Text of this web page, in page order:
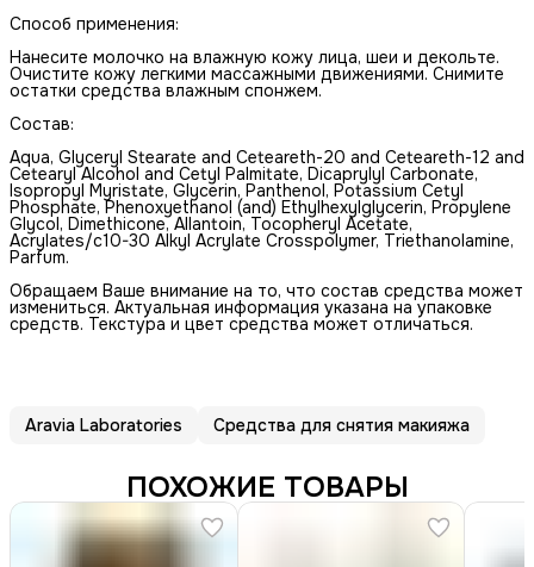
Способ применения:
Нанесите молочко на влажную кожу лица, шеи и декольте.
Очистите кожу легкими массажными движениями. Снимите
остатки средства влажным спонжем.
Состав:
Aqua, Glyceryl Stearate and Ceteareth-20 and Ceteareth-12 and
Cetearyl Alcohol and Cetyl Palmitate, Dicaprylyl Carbonate,
Isopropyl Myristate, Glycerin, Panthenol, Potassium Cetyl
Phosphate, Phenoxyethanol (and) Ethylhexylglycerin, Propylene
Glycol, Dimethicone, Allantoin, Tocopheryl Acetate,
Acrylates/c10-30 Alkyl Acrylate Crosspolymer, Triethanolamine,
Parfum.
Обращаем Ваше внимание на то, что состав средства может
измениться. Актуальная информация указана на упаковке
средств. Текстура и цвет средства может отличаться.
Aravia Laboratories Средства для снятия макияжа
ПОХОЖИЕ ТОВАРЫ